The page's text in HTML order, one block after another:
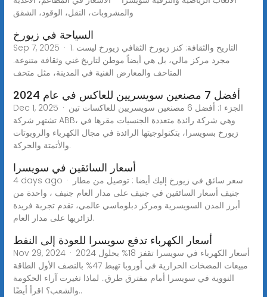
والمشروبات، النقل، الوقود، الشقق
السياحة في زيورخ
Sep 7, 2025 · 1. التاريخ والثقافة: كنز زيورخ الثقافي زيورخ ليست
مجرد مركز مالي، بل هي أيضاً موطن لتاريخ غني وثقافة متنوعة.
المتاحف والمعارض الفنية في المدينة، مثل متحف
أفضل 7 مصنعين سويسريين للعاكس في عام 2024
Dec 1, 2025 · الجزء 1: أفضل 6 مصنعين سويسريين للعاكسات تين
تشتهر شركة ABB، وهي شركة رائدة متعددة الجنسيات مقرها في
زيورخ بسويسرا، بتكنولوجيتها الرائدة في مجال الكهرباء والروبوتات
والأتمتة والحركة.
أسعار السائقين في سويسرا
4 days ago · سعر سائق في زيورخ إليك أيضا : توصيل من مطار
جنيف أسعار السائقين في جنيف على مدار العام جنيف ، واحدة من
أبرز المدن السويسرية ومركز دبلوماسي عالمي، تقدم تجربة فريدة
لزائريها على مدار العام.
أسعار الكهرباء تدفع سويسرا للعودة إلى النفط
Nov 29, 2024 · أسعار الكهرباء في سويسرا تقفز 18% بحلول 2024
مبيعات المضخات الحرارية في أوروبا تهبط 47% بالنصف الأول الطاقة
النووية في سويسرا أمام مفترق طرق.. لماذا تغيرت آراء الحكومة
والشعب؟ اقرأ أيضًا..